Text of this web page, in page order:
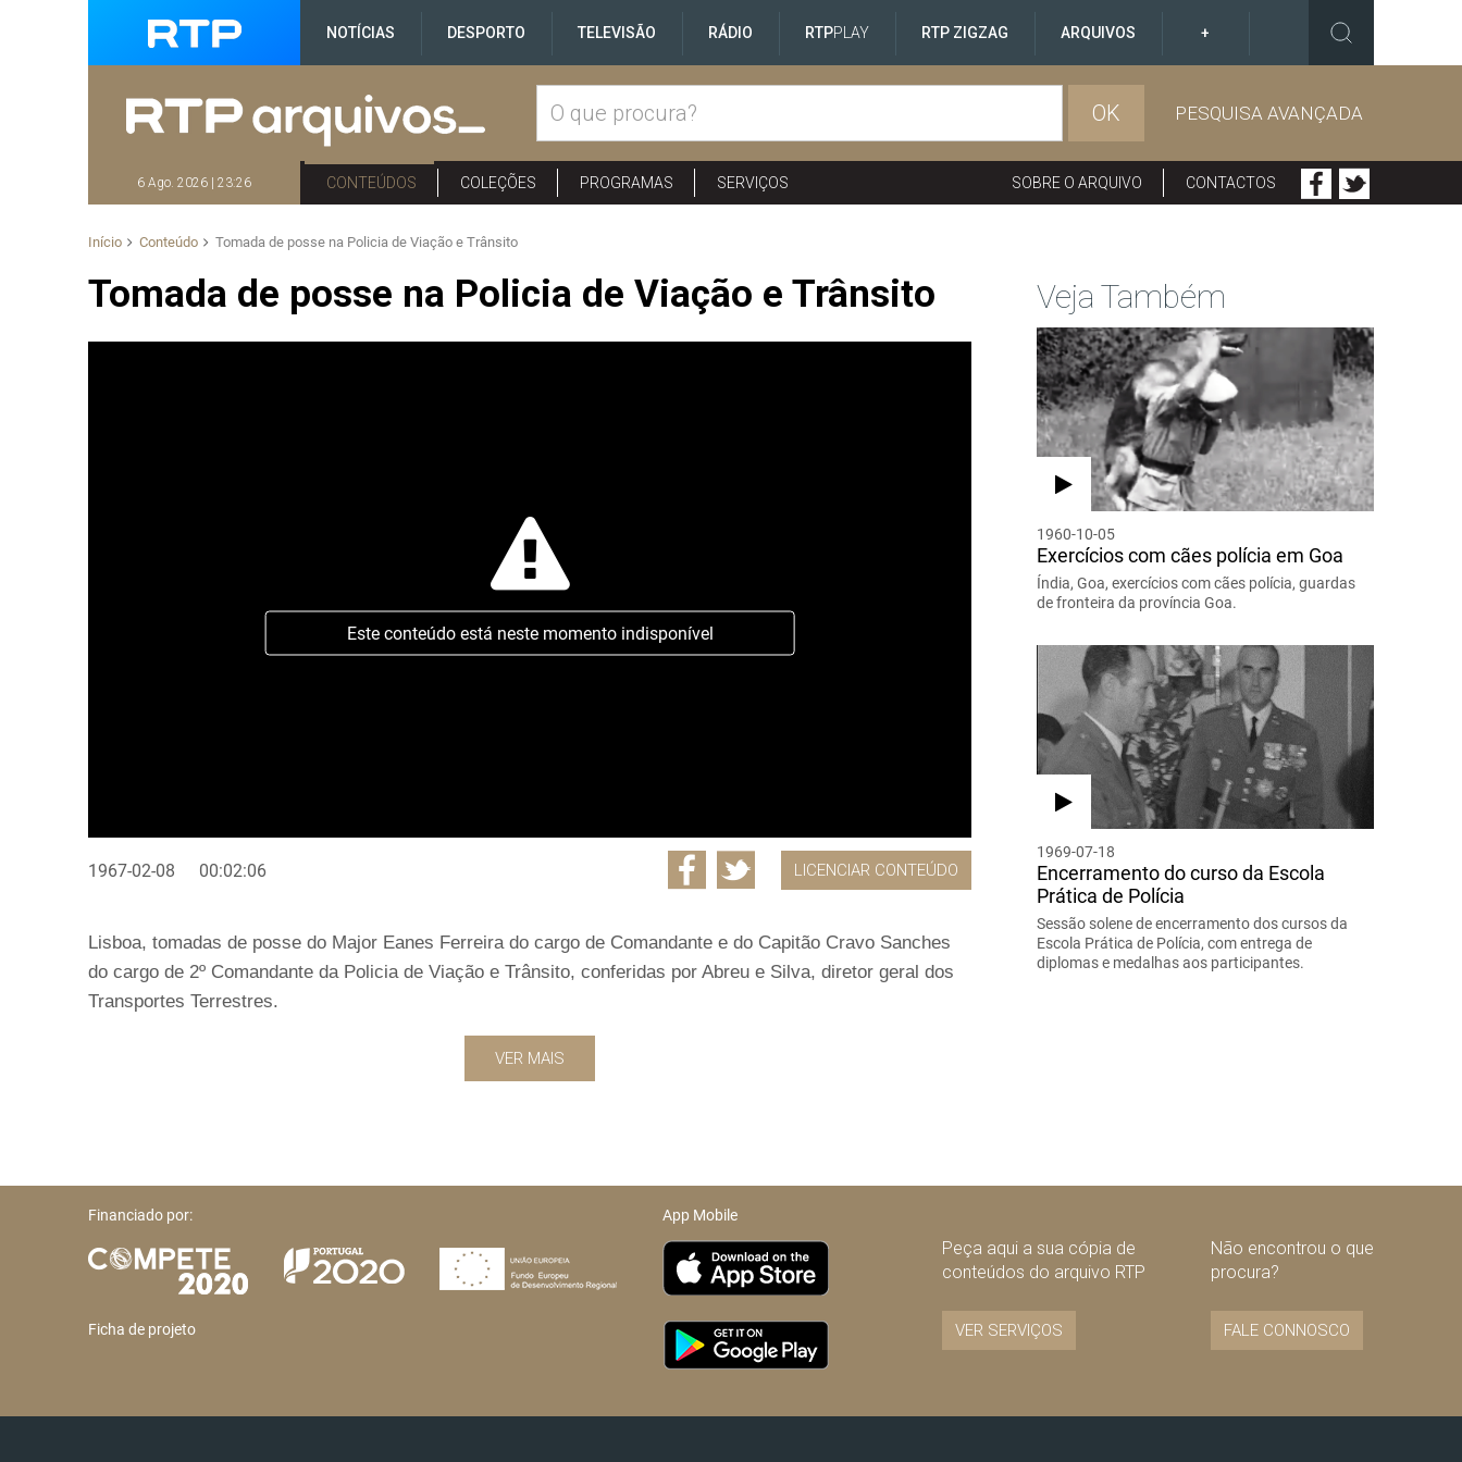
NOTÍCIAS DESPORTO TELEVISÃO RÁDIO RTPPLAY RTP ZIGZAG ARQUIVOS +
OK PESQUISA AVANÇADA
6 Ago. 2026 | 23:26 CONTEÚDOS COLEÇÕES PROGRAMAS SERVIÇOS SOBRE O ARQUIVO CONTACTOS
Início Conteúdo Tomada de posse na Policia de Viação e Trânsito
Tomada de posse na Policia de Viação e Trânsito
Este conteúdo está neste momento indisponível
1967-02-08 00:02:06 LICENCIAR CONTEÚDO
Lisboa, tomadas de posse do Major Eanes Ferreira do cargo de Comandante e do Capitão Cravo Sanches
do cargo de 2º Comandante da Policia de Viação e Trânsito, conferidas por Abreu e Silva, diretor geral dos
Transportes Terrestres.
VER MAIS
Veja Também
1960-10-05
Exercícios com cães polícia em Goa
Índia, Goa, exercícios com cães polícia, guardas
de fronteira da província Goa.
1969-07-18
Encerramento do curso da Escola
Prática de Polícia
Sessão solene de encerramento dos cursos da
Escola Prática de Polícia, com entrega de
diplomas e medalhas aos participantes.
Financiado por:
Ficha de projeto
App Mobile
Peça aqui a sua cópia de
conteúdos do arquivo RTP
VER SERVIÇOS
Não encontrou o que
procura?
FALE CONNOSCO